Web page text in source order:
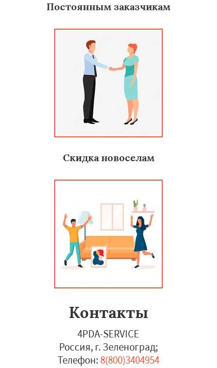
Постоянным заказчикам
Скидка новоселам
Контакты
4PDA-SERVICE
Россия, г. Зеленоград;
Телефон: 8(800)3404954